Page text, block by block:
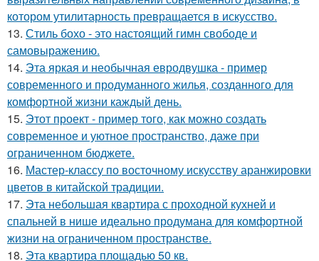
котором утилитарность превращается в искусство.
13. Стиль бохо - это настоящий гимн свободе и
самовыражению.
14. Эта яркая и необычная евродвушка - пример
современного и продуманного жилья, созданного для
комфортной жизни каждый день.
15. Этот проект - пример того, как можно создать
современное и уютное пространство, даже при
ограниченном бюджете.
16. Мастер-классу по восточному искусству аранжировки
цветов в китайской традиции.
17. Эта небольшая квартира с проходной кухней и
спальней в нише идеально продумана для комфортной
жизни на ограниченном пространстве.
18. Эта квартира площадью 50 кв.